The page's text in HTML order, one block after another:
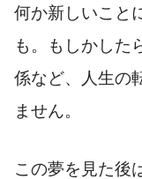
何か新しいこと
も。もしかした
係など、人生の
ません。
この夢を見た後